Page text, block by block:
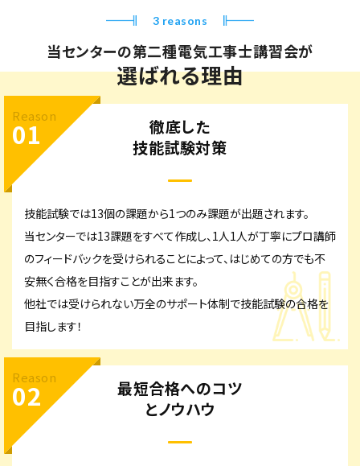
3 reasons
当センターの第二種電気工事士講習会が
選ばれる理由
Reason
01
徹底した
技能試験対策
技能試験では13個の課題から1つのみ課題が出題されます。
当センターでは13課題をすべて作成し、1人1人が丁寧にプロ講師
のフィードバックを受けられることによって、はじめての方でも不
安無く合格を目指すことが出来ます。
他社では受けられない万全のサポート体制で技能試験の合格を
目指します！
Reason
02
最短合格へのコツ
とノウハウ